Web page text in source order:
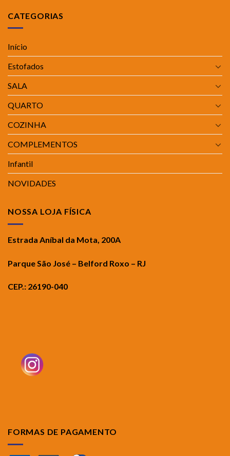
CATEGORIAS
Início
Estofados
SALA
QUARTO
COZINHA
COMPLEMENTOS
Infantil
NOVIDADES
NOSSA LOJA FÍSICA
Estrada Aníbal da Mota, 200A
Parque São José – Belford Roxo – RJ
CEP.: 26190-040
FORMAS DE PAGAMENTO